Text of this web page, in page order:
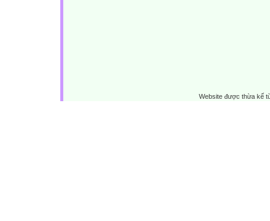
Website được thừa kế